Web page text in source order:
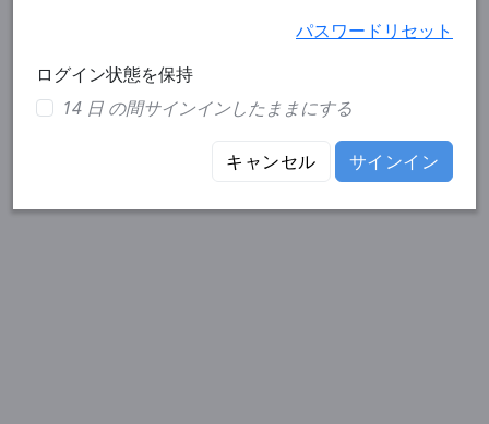
パスワードリセット
ログイン状態を保持
14 日 の間サインインしたままにする
キャンセル サインイン